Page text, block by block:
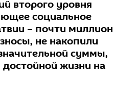
второго уровня
социальное
– почти миллион
не накопили
суммы,
жизни на